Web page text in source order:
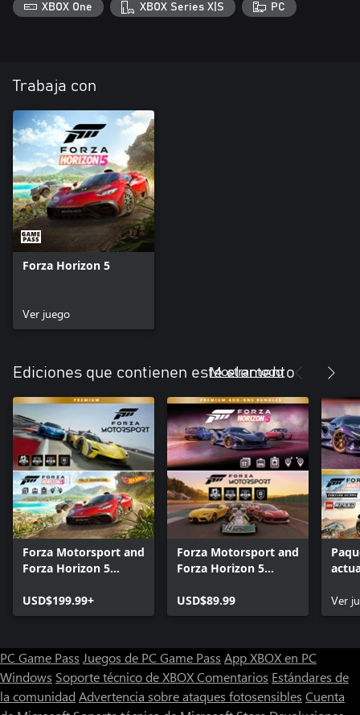
XBOX One XBOX Series X|S PC
Trabaja con
Forza Horizon 5
Ver juego
Ediciones que contienen este elemento
Mostrar todo
Forza Motorsport and
Forza Horizon 5
Bundle
USD$199.99+
Forza Motorsport and
Forza Horizon 5
Bundle
USD$89.99 Ver
PC Game Pass Juegos de PC Game Pass App XBOX en PC
Windows Soporte técnico de XBOXComentarios Estándares de
la comunidad Advertencia sobre ataques fotosensibles Cuenta